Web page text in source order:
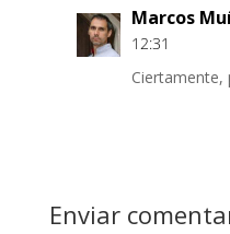
Marcos
12:31
Ciertamente,
Enviar